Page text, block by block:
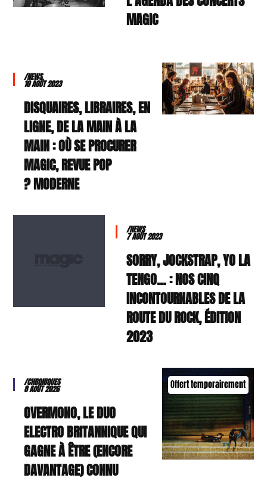
MAGIC
/NEWS
10 AOÛT 2023
DISQUAIRES, LIBRAIRES, EN
LIGNE, DE LA MAIN À LA
MAIN : OÙ SE PROCURER
MAGIC, REVUE POP
MODERNE ?
/NEWS
7 AOÛT 2023
SORRY, JOCKSTRAP, YO LA
TENGO… : NOS CINQ
INCONTOURNABLES DE LA
ROUTE DU ROCK, ÉDITION
2023
Offert temporairement
/CHRONIQUES
8 AOÛT 2026
OVERMONO, LE DUO
ELECTRO BRITANNIQUE QUI
GAGNE À ÊTRE (ENCORE
DAVANTAGE) CONNU